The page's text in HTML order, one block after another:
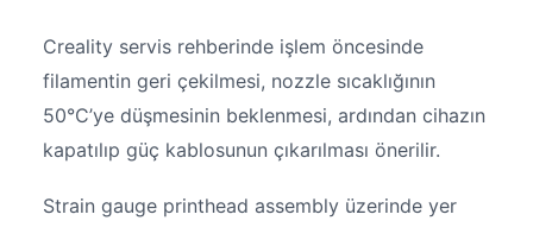
Creality servis rehberinde işlem öncesinde
filamentin geri çekilmesi, nozzle sıcaklığının
50°C’ye düşmesinin beklenmesi, ardından cihazın
kapatılıp güç kablosunun çıkarılması önerilir.
Strain gauge printhead assembly üzerinde yer